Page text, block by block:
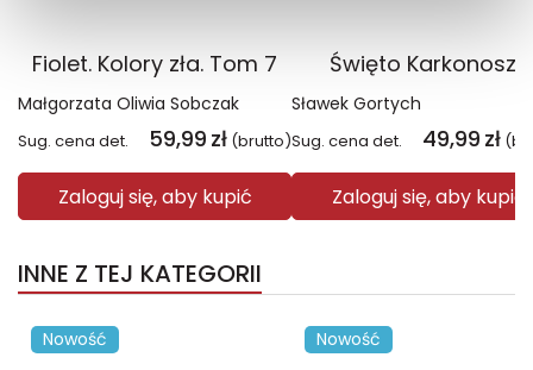
Fiolet. Kolory zła. Tom 7
Małgorzata Oliwia Sobczak
Sug. cena det. 59,99 zł (brutto)
Zaloguj się, aby kupić
Święto Karkonoszy
Sławek Gortych
Sug. cena det. 49,99 zł
Zaloguj się, aby kupić
INNE Z TEJ KATEGORII
Nowość Nowość